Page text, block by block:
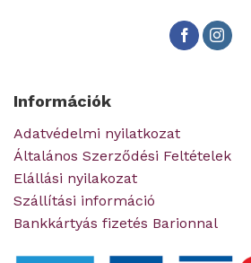
Információk
Adatvédelmi nyilatkozat
Általános Szerződési Feltételek
Elállási nyilakozat
Szállítási információ
Bankkártyás fizetés Barionnal